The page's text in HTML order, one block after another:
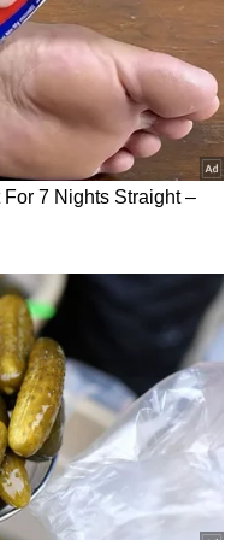
ತಾಯಿ ಬಾಗಿಲು
ಯುವಕ ಬಿದ್ದಿದ್ದ, ಆತನ
ಆತ ಹೇಗೆ
ಇವೆಲ್ಲದರ
ಯತ್ನ
ಮಹಿಳಾ ಉದ್ಯೋಗಿ
ಲೈ0ಗಿಕ ದೌರ್ಜನ್ಯ, ರಿಲೀಫ್
ತೇಜ್‌ಪಾಲ್‌ಗೆ